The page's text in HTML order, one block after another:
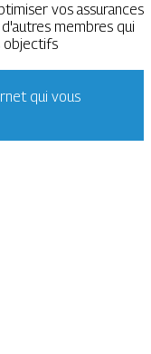
vos assurances
membres qui
objectifs
qui vous